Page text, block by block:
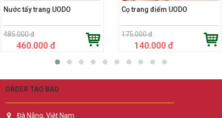
Nước tẩy trang UODO
485.000 đ
460.000 đ
Cọ trang điểm UODO
175.000 đ
140.000 đ
ORDER TAO BAO
Đà Nẵng, Việt Nam